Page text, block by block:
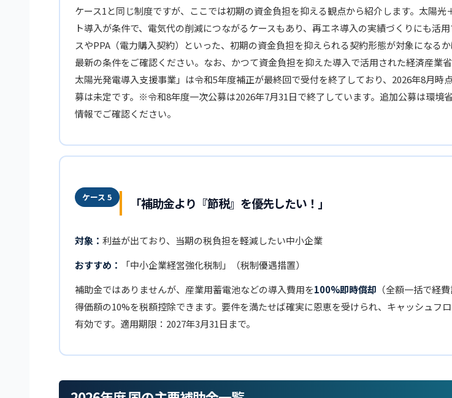
ケース1と同じ制度ですが、ここでは初期の資金負担を抑える観点から紹介します。太陽光
ト導入が条件で、電気代の削減につながるケースもあり、再エネ導入の実績づくりにも活
スやPPA（電力購入契約）といった、初期の資金負担を抑えられる契約形態が対象になる
最新の条件をご確認ください。なお、かつて資金負担を抑えた導入で活用された経済産業
太陽光発電導入支援事業」は令和5年度補正が最終回で受付を終了しており、2026年8月時
募は未定です。※令和8年度一次公募は2026年7月31日で終了しています。追加公募は環境
情報でご確認ください。
ケース 5 「補助金より『節税』を優先したい！」
対象： 利益が出ており、当期の税負担を軽減したい中小企業
おすすめ：
「中小企業経営強化税制」（税制優遇措置）
補助金ではありませんが、産業用蓄電池などの導入費用を100%即時償却 （全額一括で経
得価額の10%を税額控除できます。要件を満たせば確実に恩恵を受けられ、キャッシュフ
有効です。適用期限：2027年3月31日まで。